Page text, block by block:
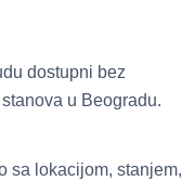
dostupni bez
u Beogradu.
sa lokacijom, stanjem,